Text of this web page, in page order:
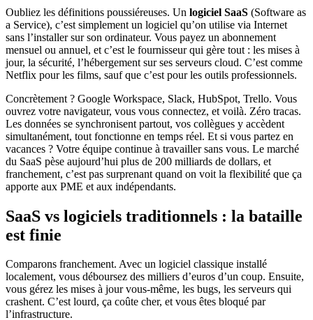
Oubliez les définitions poussiéreuses. Un logiciel SaaS (Software as
a Service), c’est simplement un logiciel qu’on utilise via Internet
sans l’installer sur son ordinateur. Vous payez un abonnement
mensuel ou annuel, et c’est le fournisseur qui gère tout : les mises à
jour, la sécurité, l’hébergement sur ses serveurs cloud. C’est comme
Netflix pour les films, sauf que c’est pour les outils professionnels.
Concrètement ? Google Workspace, Slack, HubSpot, Trello. Vous
ouvrez votre navigateur, vous vous connectez, et voilà. Zéro tracas.
Les données se synchronisent partout, vos collègues y accèdent
simultanément, tout fonctionne en temps réel. Et si vous partez en
vacances ? Votre équipe continue à travailler sans vous. Le marché
du SaaS pèse aujourd’hui plus de 200 milliards de dollars, et
franchement, c’est pas surprenant quand on voit la flexibilité que ça
apporte aux PME et aux indépendants.
SaaS vs logiciels traditionnels : la bataille
est finie
Comparons franchement. Avec un logiciel classique installé
localement, vous déboursez des milliers d’euros d’un coup. Ensuite,
vous gérez les mises à jour vous-même, les bugs, les serveurs qui
crashent. C’est lourd, ça coûte cher, et vous êtes bloqué par
l’infrastructure.